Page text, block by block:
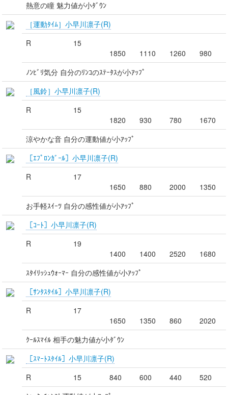
熱意の瞳 魅力値が小ﾀﾞｳﾝ
［運動ﾀｲﾑ］小早川凛子(R)
R
15
1850
1110 1260
980
ﾉﾝﾋﾞﾘ気分 自分のﾘﾝｺのｽﾃｰﾀｽが小ｱｯﾌﾟ
［風鈴］小早川凛子(R)
R
15
1820
930 780
1670
涼やかな音 自分の運動値が小ｱｯﾌﾟ
［ｴﾌﾟﾛﾝｶﾞｰﾙ］小早川凛子(R)
R
17
1650
880 2000
1350
お手軽ｽｲｰﾂ 自分の感性値が小ｱｯﾌﾟ
［ｺｰﾄ］小早川凛子(R)
R
19
1400
1400 2520
1680
ｽﾀｲﾘｯｼｭｳｫｰﾏｰ 自分の感性値が小ｱｯﾌﾟ
［ｻﾝﾀｽﾀｲﾙ］小早川凛子(R)
R
17
1650
1350 860
2020
ｸｰﾙｽﾏｲﾙ 相手の魅力値が小ﾀﾞｳﾝ
［ｽﾏｰﾄｽﾀｲﾙ］小早川凛子(R)
R
15 840 600 440
520